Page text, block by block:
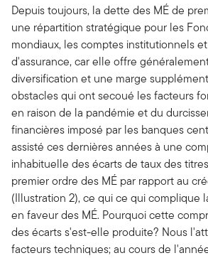
Depuis toujours, la dette des MÉ de
une répartition stratégique pour les
mondiaux, les comptes institutionnels
d'assurance, car elle offre
diversification et une marge
obstacles qui ont secoué les facteurs
en raison de la pandémie et du
financières imposé par les banques
assisté ces dernières années à une
inhabituelle des écarts de taux des
premier ordre des MÉ par rapport au
(Illustration 2), ce qui ce qui complique
en faveur des MÉ. Pourquoi cette
des écarts s'est-elle produite? Nous
facteurs techniques; au cours de